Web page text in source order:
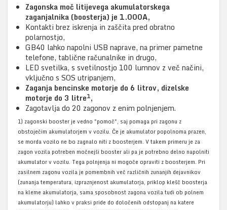
Zagonska moč litijevega akumulatorskega
zaganjalnika (boosterja) je 1.000A,
Kontakti brez iskrenja in zaščita pred obratno
polarnostjo,
GB40 lahko napolni USB naprave, na primer pametne
telefone, tablične računalnike in drugo,
LED svetilka, s svetilnostjo 100 lumnov z več načini,
vključno s SOS utripanjem,
Zaganja bencinske motorje do 6 litrov, dizelske
motorje do 3 litre1,
Zagotavlja do 20 zagonov z enim polnjenjem.
1) zagonski booster je vedno "pomoč", saj pomaga pri zagonu z
obstoječim akumulatorjem v vozilu. Če je akumulator popolnoma prazen,
se morda vozilo ne bo zagnalo niti z boosterjem. V takem primeru je za
zagon vozila potreben močnejši booster ali pa je potrebno delno napolniti
akumulator v vozilu. Tega polnjenja ni mogoče opraviti z boosterjem.​ Pri
zasilnem zagonu vozila je pomembnih več različnih zunanjih dejavnikov
(zunanja temperatura, izpraznjenost akumulatorja, priklop klešč boosterja
na kleme akumulatorja, sama sposobnost zagona vozila tudi ob polnem
akumulatorju) lahko v praksi pride do določenih odstopanj na katere